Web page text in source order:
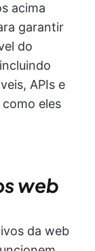
acima
garantir
do
APIs e
eles
web
da web